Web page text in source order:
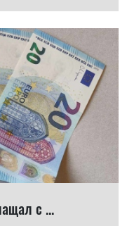
с ...